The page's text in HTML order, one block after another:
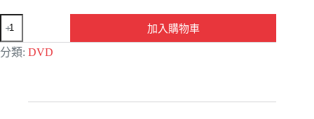
加入購物車
A
l
分類: DVD